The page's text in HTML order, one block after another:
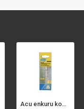
Acu enkuru komplekts, 3-13 mm, Rapid, 12 gab.